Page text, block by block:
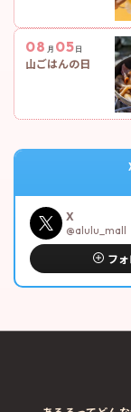
08 月 05 日
山ごはんの日
X
@alulu_mall
フ